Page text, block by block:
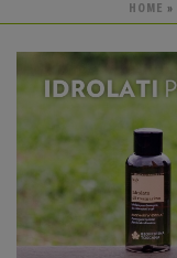
HOME »